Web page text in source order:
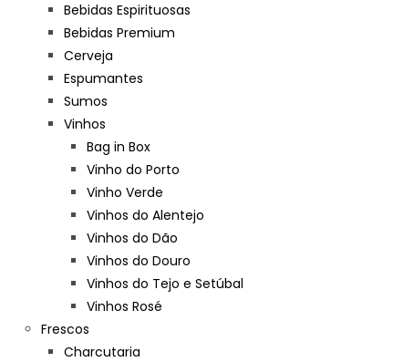
Bebidas Espirituosas
Bebidas Premium
Cerveja
Espumantes
Sumos
Vinhos
Bag in Box
Vinho do Porto
Vinho Verde
Vinhos do Alentejo
Vinhos do Dão
Vinhos do Douro
Vinhos do Tejo e Setúbal
Vinhos Rosé
Frescos
Charcutaria